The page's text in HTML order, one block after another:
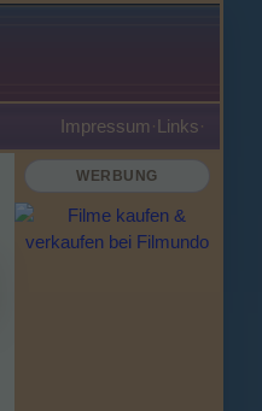
Impressum ·Links·
WERBUNG